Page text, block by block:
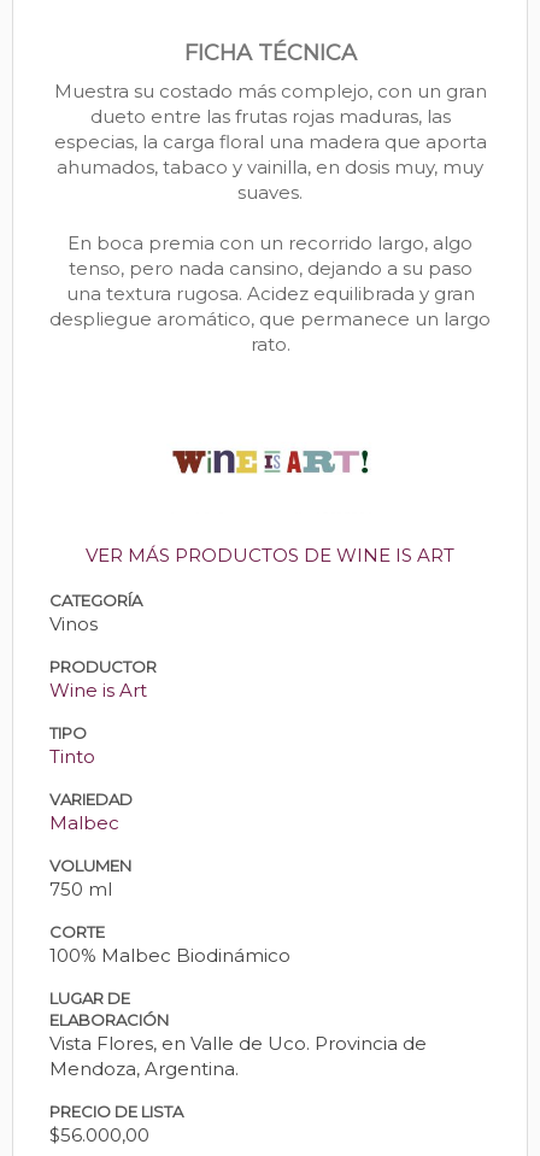
FICHA TÉCNICA
Muestra su costado más complejo, con un gran
dueto entre las frutas rojas maduras, las
especias, la carga floral una madera que aporta
ahumados, tabaco y vainilla, en dosis muy, muy
suaves.
En boca premia con un recorrido largo, algo
tenso, pero nada cansino, dejando a su paso
una textura rugosa. Acidez equilibrada y gran
despliegue aromático, que permanece un largo
rato.
VER MÁS PRODUCTOS DE WINE IS ART
CATEGORÍA
Vinos
PRODUCTOR
Wine is Art
TIPO
Tinto
VARIEDAD
Malbec
VOLUMEN
750 ml
CORTE
100% Malbec Biodinámico
LUGAR DE
ELABORACIÓN
Vista Flores, en Valle de Uco. Provincia de
Mendoza, Argentina.
PRECIO DE LISTA
$56.000,00